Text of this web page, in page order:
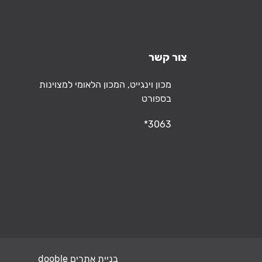
צור קשר
כתובת
מכון וינגייט, המכון הלאומי למצוינות
בספורט
*3063
בניית אתרים dooble